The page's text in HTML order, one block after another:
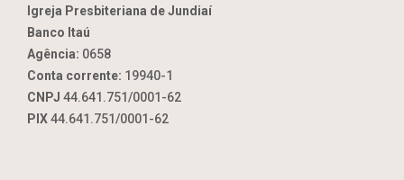
Igreja Presbiteriana de Jundiaí
Banco Itaú
Agência: 0658
Conta corrente: 19940-1
CNPJ 44.641.751/0001-62
PIX44.641.751/0001-62